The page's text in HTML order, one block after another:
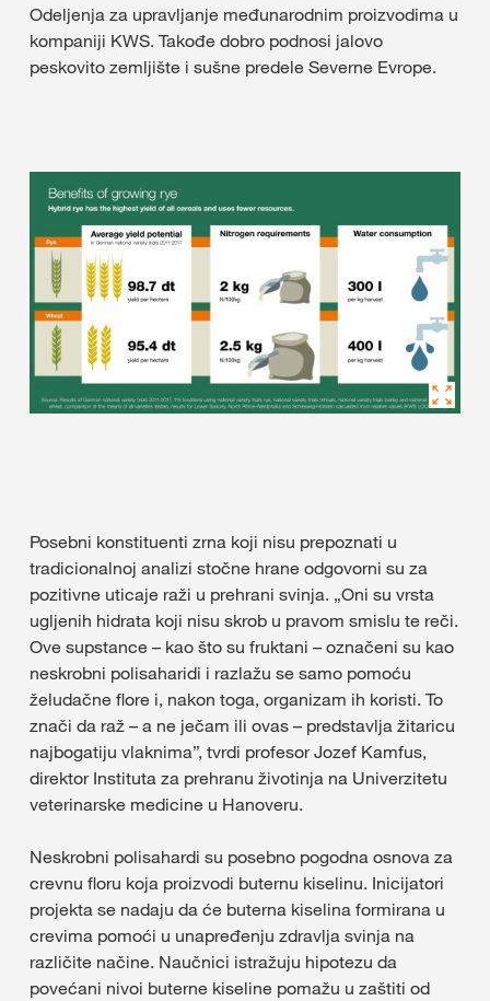
Odeljenja za upravljanje međunarodnim proizvodima u
kompaniji KWS. Takođe dobro podnosi jalovo
peskovito zemljište i sušne predele Severne Evrope.
Posebni konstituenti zrna koji nisu prepoznati u
tradicionalnoj analizi stočne hrane odgovorni su za
pozitivne uticaje raži u prehrani svinja. „Oni su vrsta
ugljenih hidrata koji nisu skrob u pravom smislu te reči.
Ove supstance – kao što su fruktani – označeni su kao
neskrobni polisaharidi i razlažu se samo pomoću
želudačne flore i, nakon toga, organizam ih koristi. To
znači da raž – a ne ječam ili ovas – predstavlja žitaricu
najbogatiju vlaknima”, tvrdi profesor Jozef Kamfus,
direktor Instituta za prehranu životinja na Univerzitetu
veterinarske medicine u Hanoveru.
Neskrobni polisahardi su posebno pogodna osnova za
crevnu floru koja proizvodi buternu kiselinu. Inicijatori
projekta se nadaju da će buterna kiselina formirana u
crevima pomoći u unapređenju zdravlja svinja na
različite načine. Naučnici istražuju hipotezu da
povećani nivoi buterne kiseline pomažu u zaštiti od